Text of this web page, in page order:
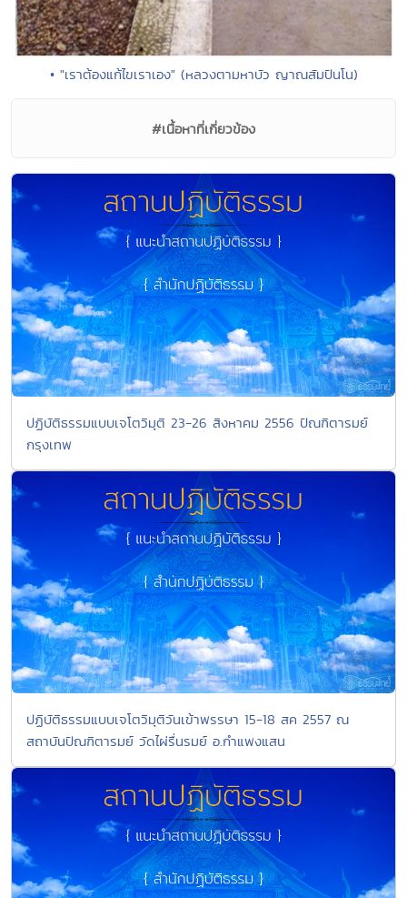
• "เราต้องแก้ไขเราเอง" (หลวงตามหาบัว ญาณสัมปันโน)
#เนื้อหาที่เกี่ยวข้อง
ปฏิบัติธรรมแบบเจโตวิมุติ 23-26 สิงหาคม 2556 ปัณฑิตารมย์
กรุงเทพ
ปฏิบัติธรรมแบบเจโตวิมุติวันเข้าพรรษา 15-18 สค 2557 ณ
สถาบันปัณฑิตารมย์ วัดไผ่รื่นรมย์ อ.กำแพงแสน